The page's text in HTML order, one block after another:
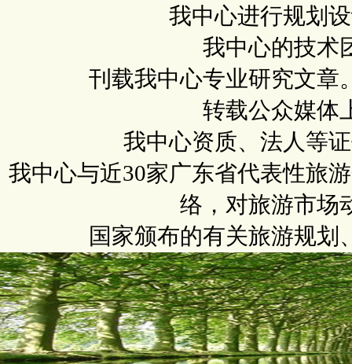
我中心进行规划
我中心的技术
刊载我中心专业研究文章
转载公众媒体
我中心资质、法人等
我中心与近30家广东省代表性旅
络，对旅游市场
国家颁布的有关旅游规划